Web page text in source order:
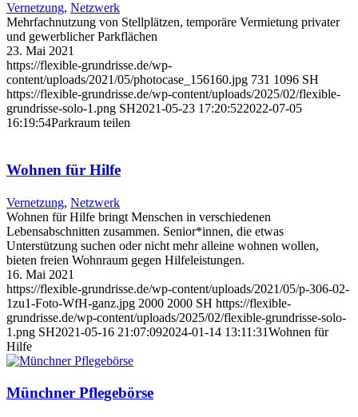
Vernetzung, Netzwerk
Mehrfachnutzung von Stellplätzen, temporäre Vermietung privater
und gewerblicher Parkflächen
23. Mai 2021
https://flexible-grundrisse.de/wp-
content/uploads/2021/05/photocase_156160.jpg 731 1096 SH
https://flexible-grundrisse.de/wp-content/uploads/2025/02/flexible-
grundrisse-solo-1.png SH2021-05-23 17:20:522022-07-05
16:19:54Parkraum teilen
Wohnen für Hilfe
Vernetzung, Netzwerk
Wohnen für Hilfe bringt Menschen in verschiedenen
Lebensabschnitten zusammen. Senior*innen, die etwas
Unterstützung suchen oder nicht mehr alleine wohnen wollen,
bieten freien Wohnraum gegen Hilfeleistungen.
16. Mai 2021
https://flexible-grundrisse.de/wp-content/uploads/2021/05/p-306-02-
1zu1-Foto-WfH-ganz.jpg 2000 2000 SH https://flexible-
grundrisse.de/wp-content/uploads/2025/02/flexible-grundrisse-solo-
1.png SH2021-05-16 21:07:092024-01-14 13:11:31Wohnen für
Hilfe
Münchner Pflegebörse